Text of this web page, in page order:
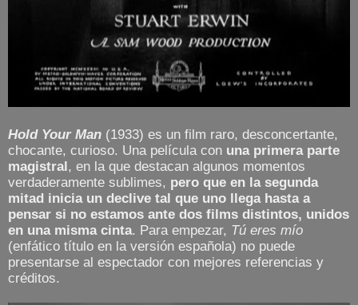
Hold Your Man (1933) es un film raro, desconcertante,
chocante, curioso. Una película con una primera parte
magistral, en la que destacan algunos momentos
verdaderamente sublimes, pero que en la segunda
mitad inicia un declive tal que uno llega hasta a
pensar si no estamos ante dos films distintos, unidos
en una misma cinta. Para empezar, Tú eres mío
(enfático título en la versión española) no puede
presentarse al espectador con mejores referencias y
créditos.